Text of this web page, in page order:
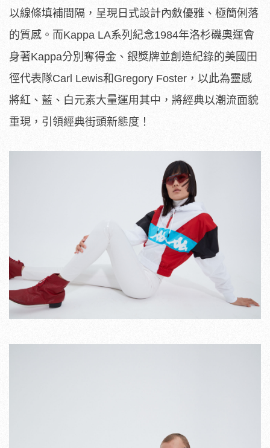
以線條填補間隔，呈現日式設計內斂優雅、極簡俐落
的質感。而Kappa LA系列紀念1984年洛杉磯奧運會
身著Kappa分別奪得金、銀獎牌並創造紀錄的美國田
徑代表隊Carl Lewis和Gregory Foster，以此為靈感
將紅、藍、白元素大量運用其中，將經典以潮流面貌
重現，引領經典街頭新態度！